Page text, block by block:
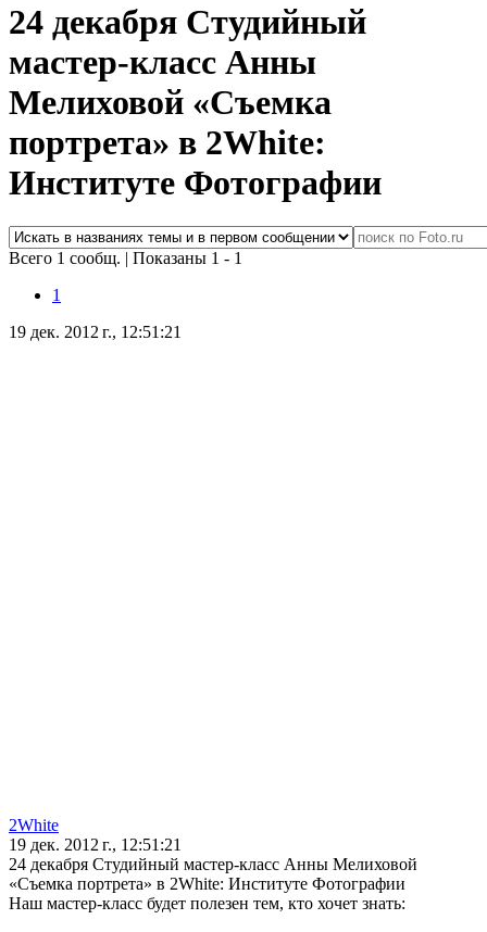
24 декабря Студийный
мастер-класс Анны
Мелиховой «Съемка
портрета» в 2White:
Институте Фотографии
Всего 1 сообщ. | Показаны 1 - 1
1
19 дек. 2012 г., 12:51:21
2White
19 дек. 2012 г., 12:51:21
24 декабря Студийный мастер-класс Анны Мелиховой
«Съемка портрета» в 2White: Институте Фотографии
Наш мастер-класс будет полезен тем, кто хочет знать: